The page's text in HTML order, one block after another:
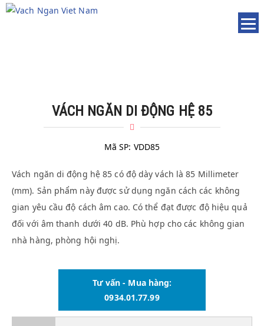
VÁCH NGĂN DI ĐỘNG HỆ 85
Mã SP: VDD85
Vách ngăn di động hệ 85 có độ dày vách là 85 Millimeter
(mm). Sản phẩm này được sử dụng ngăn cách các không
gian yêu cầu độ cách âm cao. Có thể đạt được độ hiệu quả
đối với âm thanh dưới 40 dB. Phù hợp cho các không gian
nhà hàng, phòng hội nghị.
Tư vấn - Mua hàng:
0934.01.77.99